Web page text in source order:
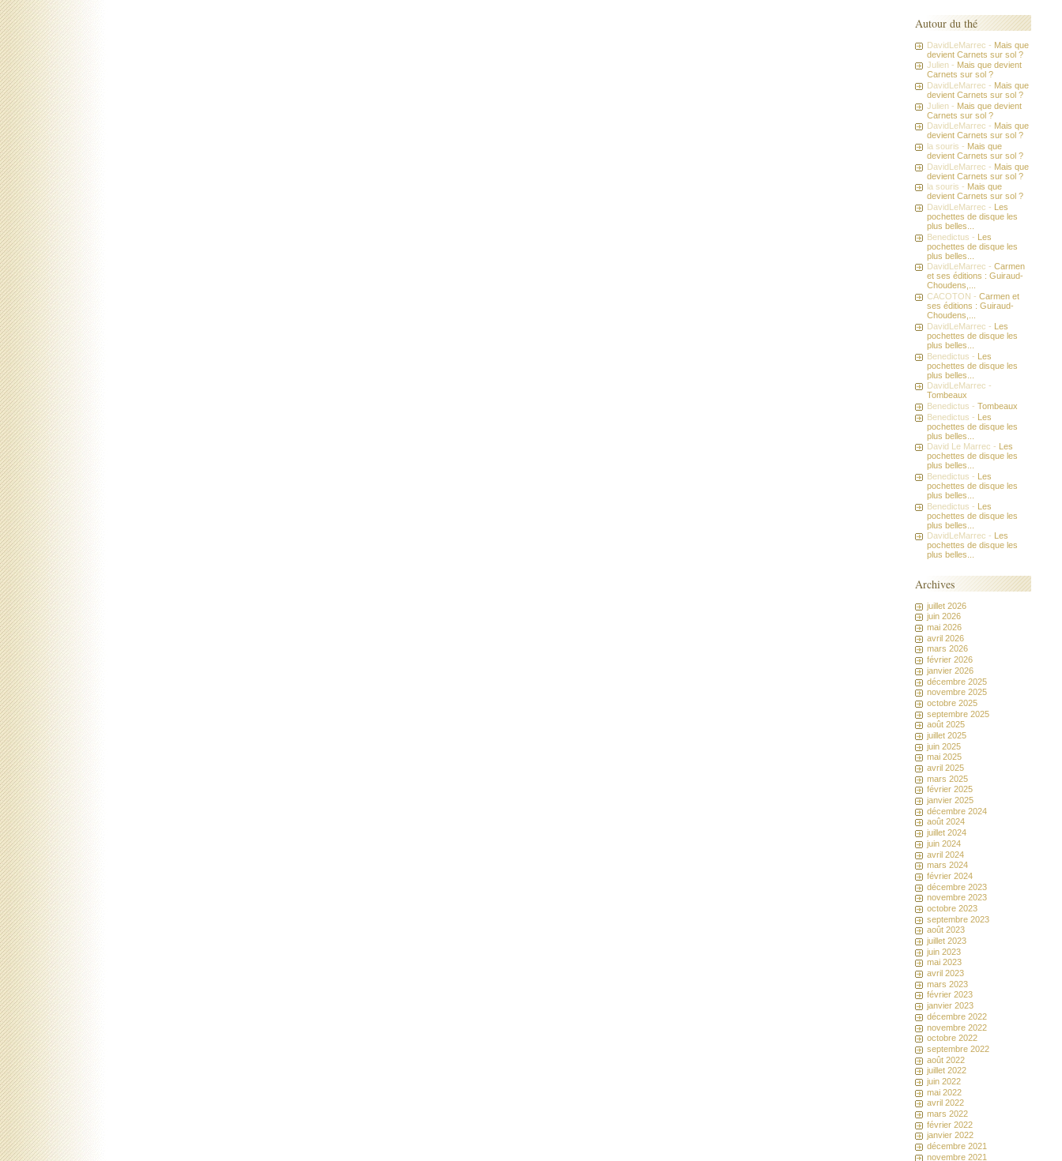
Autour du thé
DavidLeMarrec - Mais que
devient Carnets sur sol ?
Julien - Mais que devient
Carnets sur sol ?
DavidLeMarrec - Mais que
devient Carnets sur sol ?
Julien - Mais que devient
Carnets sur sol ?
DavidLeMarrec - Mais que
devient Carnets sur sol ?
la souris - Mais que
devient Carnets sur sol ?
DavidLeMarrec - Mais que
devient Carnets sur sol ?
la souris - Mais que
devient Carnets sur sol ?
DavidLeMarrec - Les
pochettes de disque les
plus belles...
Benedictus - Les
pochettes de disque les
plus belles...
DavidLeMarrec -Carmen
et ses éditions : Guiraud-
Choudens,...
CACOTON -Carmen et
ses éditions : Guiraud-
Choudens,...
DavidLeMarrec - Les
pochettes de disque les
plus belles...
Benedictus - Les
pochettes de disque les
plus belles...
DavidLeMarrec -
Tombeaux
Benedictus -Tombeaux
Benedictus - Les
pochettes de disque les
plus belles...
David Le Marrec -
Les
pochettes de disque les
plus belles...
Benedictus - Les
pochettes de disque les
plus belles...
Benedictus - Les
pochettes de disque les
plus belles...
DavidLeMarrec -
Les
pochettes de disque les
plus belles...
Archives
juillet 2026
juin 2026
mai 2026
avril 2026
mars 2026
février 2026
janvier 2026
décembre 2025
novembre 2025
octobre 2025
septembre 2025
août 2025
juillet 2025
juin 2025
mai 2025
avril 2025
mars 2025
février 2025
janvier 2025
décembre 2024
août 2024
juillet 2024
juin 2024
avril 2024
mars 2024
février 2024
décembre 2023
novembre 2023
octobre 2023
septembre 2023
août 2023
juillet 2023
juin 2023
mai 2023
avril 2023
mars 2023
février 2023
janvier 2023
décembre 2022
novembre 2022
octobre 2022
septembre 2022
août 2022
juillet 2022
juin 2022
mai 2022
avril 2022
mars 2022
février 2022
janvier 2022
décembre 2021
novembre 2021